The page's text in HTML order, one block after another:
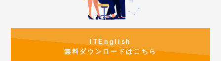
ITEnglish
無料ダウンロードはこちら